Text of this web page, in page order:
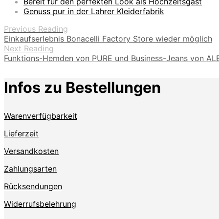
Genuss pur in der Lahrer Kleiderfabrik
Previous Reading
Einkaufserlebnis Bonacelli Factory Store wieder möglich
Next Reading
Funktions-Hemden von PURE und Business-Jeans von
Infos zu Bestellungen
Warenverfügbarkeit
Lieferzeit
Versandkosten
Zahlungsarten
Rücksendungen
Widerrufsbelehrung